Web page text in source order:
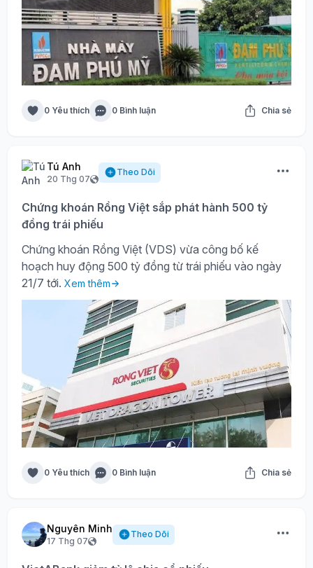
0 Yêu thích 0 Bình luận Chia sẻ
Tú Anh
20 Thg 07
Theo Dõi
Chứng khoán Rồng Việt sắp phát hành 500 tỷ
đồng trái phiếu
Chứng khoán Rồng Việt (VDS) vừa công bố kế
hoạch huy động 500 tỷ đồng từ trái phiếu vào ngày
21/7 tới. Xem thêm
0 Yêu thích 0 Bình luận Chia sẻ
Nguyên Minh
17 Thg 07
Theo Dõi